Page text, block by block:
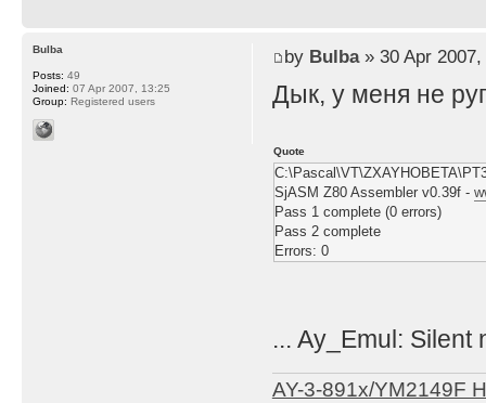
by Bulba» 30 Apr 2007,
Дык, у меня не
Quote
SjASM Z80 Assembler v0.39f -
Pass 1 complete (0 errors)
Pass 2 complete
Errors: 0
... Ay_Emul: Silent
AY-3-891x/YM2149F
Bulba
Posts: 49
Joined: 07 Apr 2007, 13:25
Group: Registered users